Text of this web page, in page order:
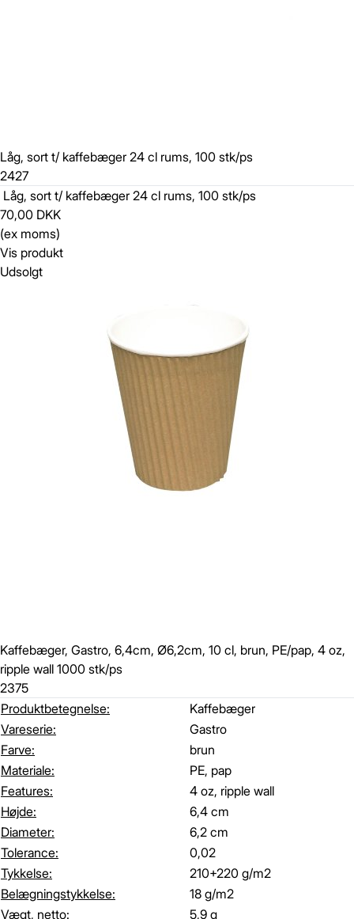
Låg, sort t/ kaffebæger 24 cl rums, 100 stk/ps
2427
Låg, sort t/ kaffebæger 24 cl rums, 100 stk/ps
70,00 DKK
(ex moms)
Vis produkt
Udsolgt
Kaffebæger, Gastro, 6,4cm, Ø6,2cm, 10 cl, brun, PE/pap, 4 oz,
ripple wall 1000 stk/ps
2375
Produktbetegnelse:
Kaffebæger
Vareserie:
Gastro
Farve:
brun
Materiale:
PE, pap
Features:
4 oz, ripple wall
Højde:
6,4 cm
Diameter:
6,2 cm
Tolerance:
0,02
Tykkelse:
210+220 g/m2
Belægningstykkelse:
18 g/m2
Vægt, netto:
5,9 g